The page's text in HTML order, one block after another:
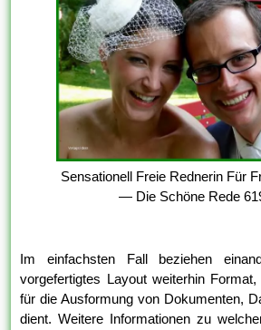
Sensationell Freie Rednerin Für
— Die Schöne Rede
Im einfachsten Fall beziehen
vorgefertigtes Layout weiterhin
für die Ausformung von Dokumenten,
dient. Weitere Informationen zu